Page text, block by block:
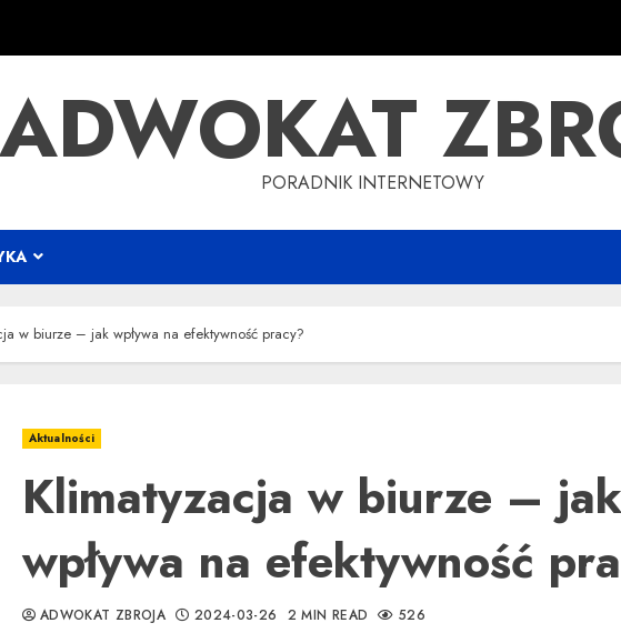
ADWOKAT
PORADNIK INTERNETOWY
w biurze – jak wpływa na efektywność pracy?
Aktualności
Klimatyzacja w biurze – jak
wpływa na efektywność
ADWOKAT ZBROJA 2024-03-26 2 MIN READ 526